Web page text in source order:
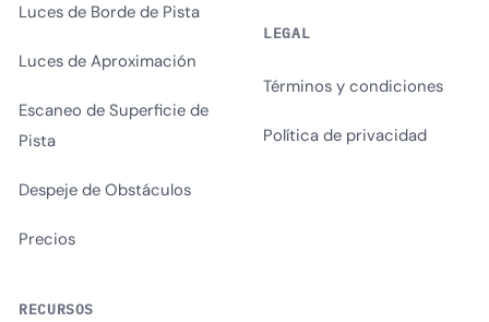
Luces de Borde de Pista
Luces de Aproximación
Escaneo de Superficie de
Pista
Despeje de Obstáculos
Precios
RECURSOS
LEGAL
Términos y condiciones
Política de privacidad